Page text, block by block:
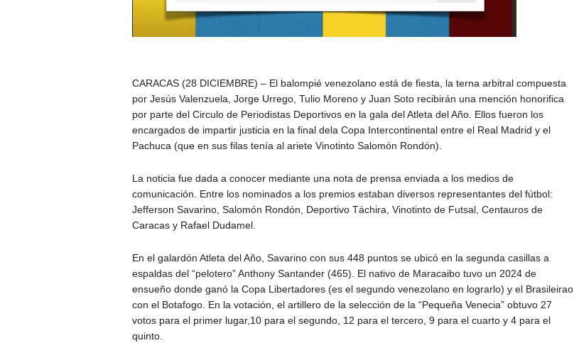
CARACAS (28 DICIEMBRE) – El balompié venezolano está de fiesta, la terna arbitral compuesta
por Jesús Valenzuela, Jorge Urrego, Tulio Moreno y Juan Soto recibirán una mención honorifica
por parte del Circulo de Periodistas Deportivos en la gala del Atleta del Año. Ellos fueron los
encargados de impartir justicia en la final dela Copa Intercontinental entre el Real Madrid y el
Pachuca (que en sus filas tenía al ariete Vinotinto Salomón Rondón).
La noticia fue dada a conocer mediante una nota de prensa enviada a los medios de
comunicación. Entre los nominados a los premios estaban diversos representantes del fútbol:
Jefferson Savarino, Salomón Rondón, Deportivo Táchira, Vinotinto de Futsal, Centauros de
Caracas y Rafael Dudamel.
En el galardón Atleta del Año, Savarino con sus 448 puntos se ubicó en la segunda casillas a
espaldas del “pelotero” Anthony Santander (465). El nativo de Maracaibo tuvo un 2024 de
ensueño donde ganó la Copa Libertadores (es el segundo venezolano en lograrlo) y el Brasileirao
con el Botafogo. En la votación, el artillero de la selección de la “Pequeña Venecia” obtuvo 27
votos para el primer lugar,10 para el segundo, 12 para el tercero, 9 para el cuarto y 4 para el
quinto.